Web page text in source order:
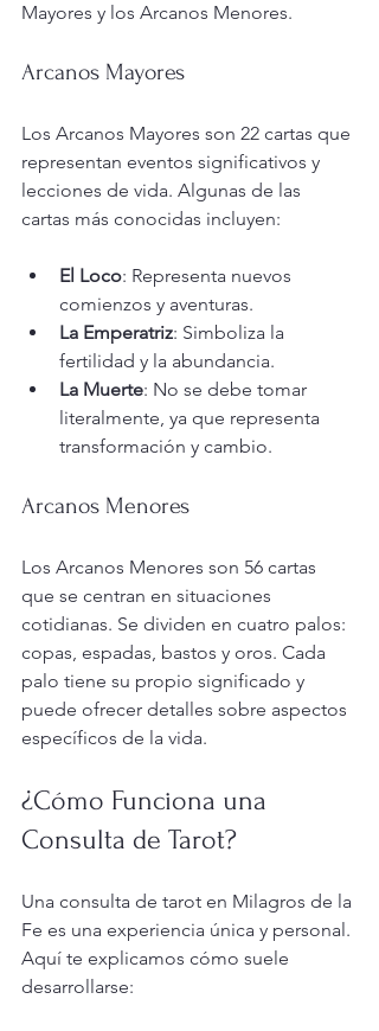
Mayores y los Arcanos Menores.
Arcanos Mayores
Los Arcanos Mayores son 22 cartas que
representan eventos significativos y
lecciones de vida. Algunas de las
cartas más conocidas incluyen:
El Loco: Representa nuevos
comienzos y aventuras.
La Emperatriz: Simboliza la
fertilidad y la abundancia.
La Muerte: No se debe tomar
literalmente, ya que representa
transformación y cambio.
Arcanos Menores
Los Arcanos Menores son 56 cartas
que se centran en situaciones
cotidianas. Se dividen en cuatro palos:
copas, espadas, bastos y oros. Cada
palo tiene su propio significado y
puede ofrecer detalles sobre aspectos
específicos de la vida.
¿Cómo Funciona una
Consulta de Tarot?
Una consulta de tarot en Milagros de la
Fe es una experiencia única y personal.
Aquí te explicamos cómo suele
desarrollarse: